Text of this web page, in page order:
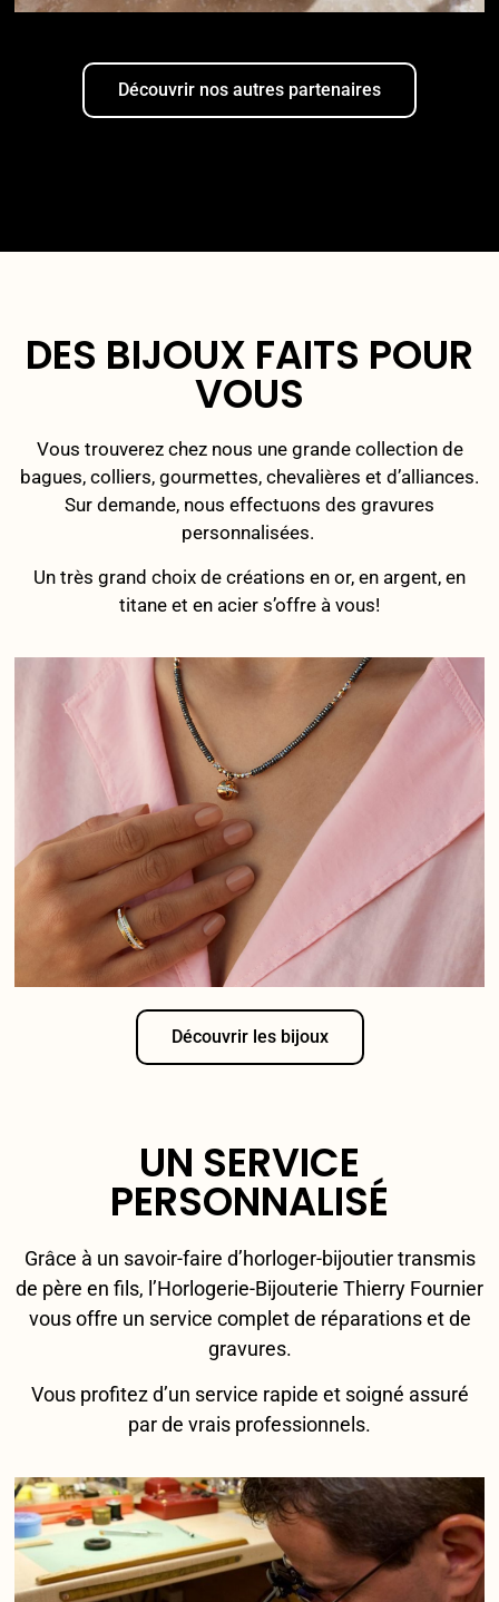
Découvrir nos autres partenaires
DES BIJOUX FAITS POUR
VOUS
Vous trouverez chez nous une grande collection de
bagues, colliers, gourmettes, chevalières et d’alliances.
Sur demande, nous effectuons des gravures
personnalisées.
Un très grand choix de créations en or, en argent, en
titane et en acier s’offre à vous!
Découvrir les bijoux
UN SERVICE
PERSONNALISÉ
Grâce à un savoir-faire d’horloger-bijoutier transmis
de père en fils, l’Horlogerie-Bijouterie Thierry Fournier
vous offre un service complet de réparations et de
gravures.
Vous profitez d’un service rapide et soigné assuré
par de vrais professionnels.